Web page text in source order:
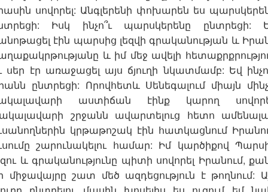
սովորել: Անգլերենի փոխարեն ես
Իսկ ինչո՞ւ պարսկերենը ընտրեցի:
էին պարսից լեզվի գրականության և
և իմ մեջ ավելի
սեր էր առաջացել այս ճյուղի նկատմամբ: Եվ
ընտրեցի: Որովհետև Սենեգալում միայն
աստիճան էինք կարող
շրջանն ավարտելուց հետո
կրթաթոշակ էին հատկացնում
շարունակելու համար: Իմ կարծիքով
և գրականությունը պիտի սովորել Իրանում,
միջավայրը շատ մեծ ազդեցություն է թողնում: